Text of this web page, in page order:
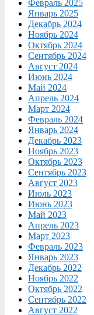
Февраль 2025
Январь 2025
Декабрь 2024
Ноябрь 2024
Октябрь 2024
Сентябрь 2024
Август 2024
Июнь 2024
Май 2024
Апрель 2024
Март 2024
Февраль 2024
Январь 2024
Декабрь 2023
Ноябрь 2023
Октябрь 2023
Сентябрь 2023
Август 2023
Июль 2023
Июнь 2023
Май 2023
Апрель 2023
Март 2023
Февраль 2023
Январь 2023
Декабрь 2022
Ноябрь 2022
Октябрь 2022
Сентябрь 2022
Август 2022